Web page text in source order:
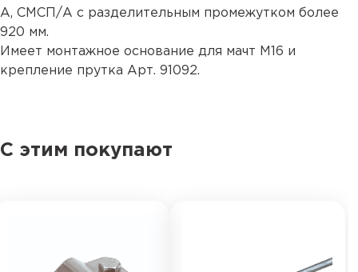
А, СМСП/А с разделительным промежутком более
920 мм.
Имеет монтажное основание для мачт М16 и
крепление прутка Арт. 91092.
С этим покупают